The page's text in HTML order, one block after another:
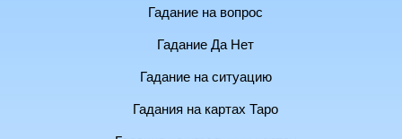
Гадание на вопрос
Гадание Да Нет
Гадание на ситуацию
Гадания на картах Таро